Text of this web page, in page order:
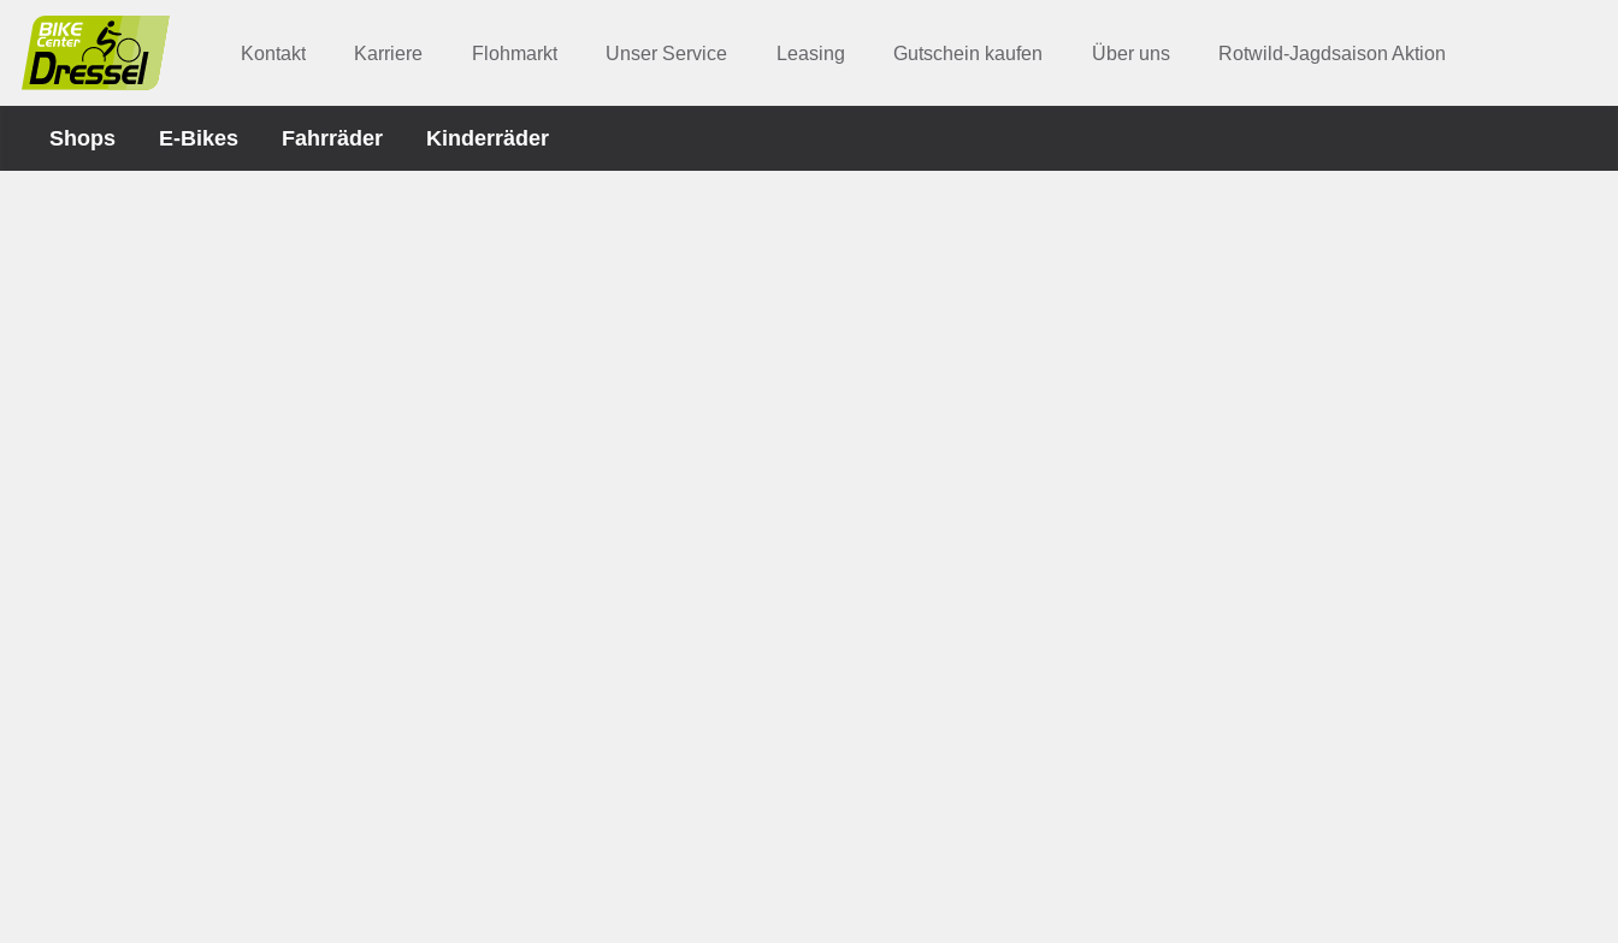
Kontakt Karriere Flohmarkt Unser Service Leasing Gutschein kaufen Über uns Rotwild-Jagdsaison Aktion
Shops E-Bikes Fahrräder Kinderräder